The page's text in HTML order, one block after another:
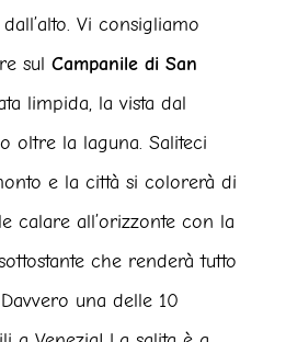
Vi consigliamo
sul Campanile di San
limpida, la vista dal
oltre la laguna. Saliteci
e la città si colorerà di
calare all’orizzonte con la
che renderà tutto
una delle 10